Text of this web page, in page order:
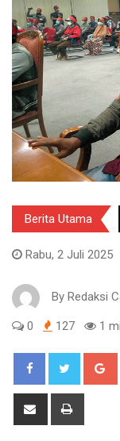
Berita Utama
Rabu, 2 Juli 2025
By Redaksi
0 127 1
Share